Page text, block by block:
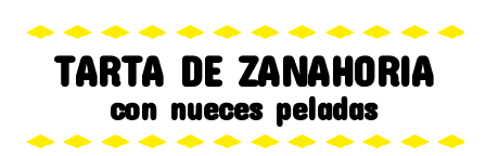
TARTA DE ZANAHORIA
con nueces peladas